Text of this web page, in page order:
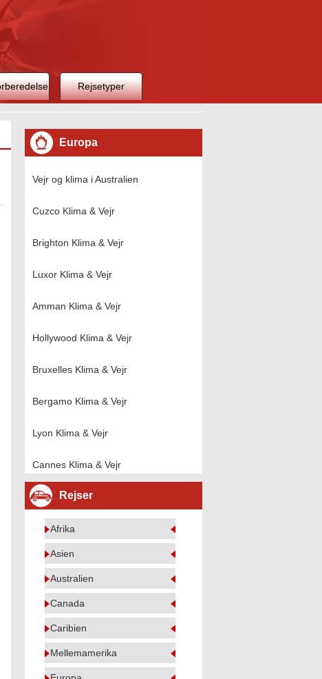
Rejsetyper
Europa
Vejr og klima i Australien
Cuzco Klima & Vejr
Brighton Klima & Vejr
Luxor Klima & Vejr
Amman Klima & Vejr
Hollywood Klima & Vejr
Bruxelles Klima & Vejr
Bergamo Klima & Vejr
Lyon Klima & Vejr
Cannes Klima & Vejr
Rejser
Afrika
Asien
Australien
Canada
Caribien
Mellemamerika